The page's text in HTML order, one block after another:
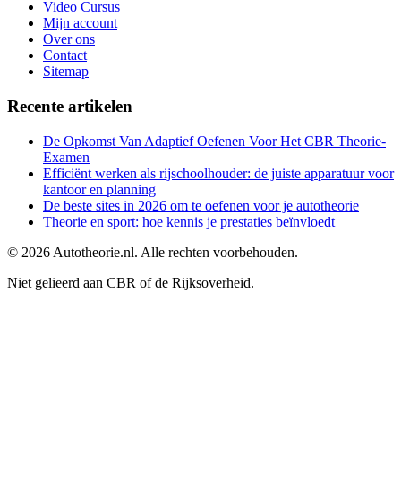
Video Cursus
Mijn account
Over ons
Contact
Sitemap
Recente artikelen
De Opkomst Van Adaptief Oefenen Voor Het CBR Theorie-
Examen
Efficiënt werken als rijschoolhouder: de juiste apparatuur voor
kantoor en planning
De beste sites in 2026 om te oefenen voor je autotheorie
Theorie en sport: hoe kennis je prestaties beïnvloedt
© 2026 Autotheorie.nl. Alle rechten voorbehouden.
Niet gelieerd aan CBR of de Rijksoverheid.